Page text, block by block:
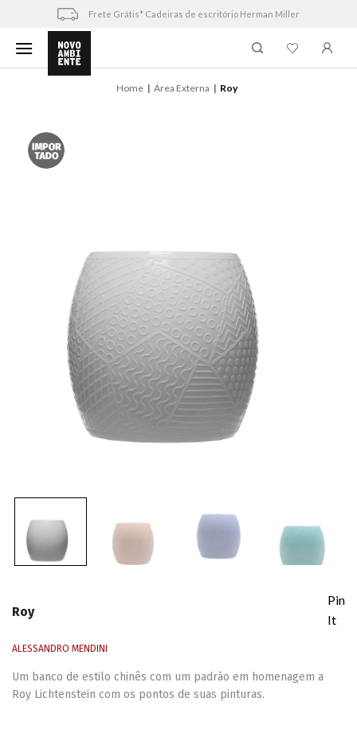
content
Frete Grátis* Cadeiras de escritório Herman Miller
Home Área Externa Roy
Roy
Pin
It
ALESSANDRO MENDINI
Um banco de estilo chinês com um padrão em homenagem a
Roy Lichtenstein com os pontos de suas pinturas.